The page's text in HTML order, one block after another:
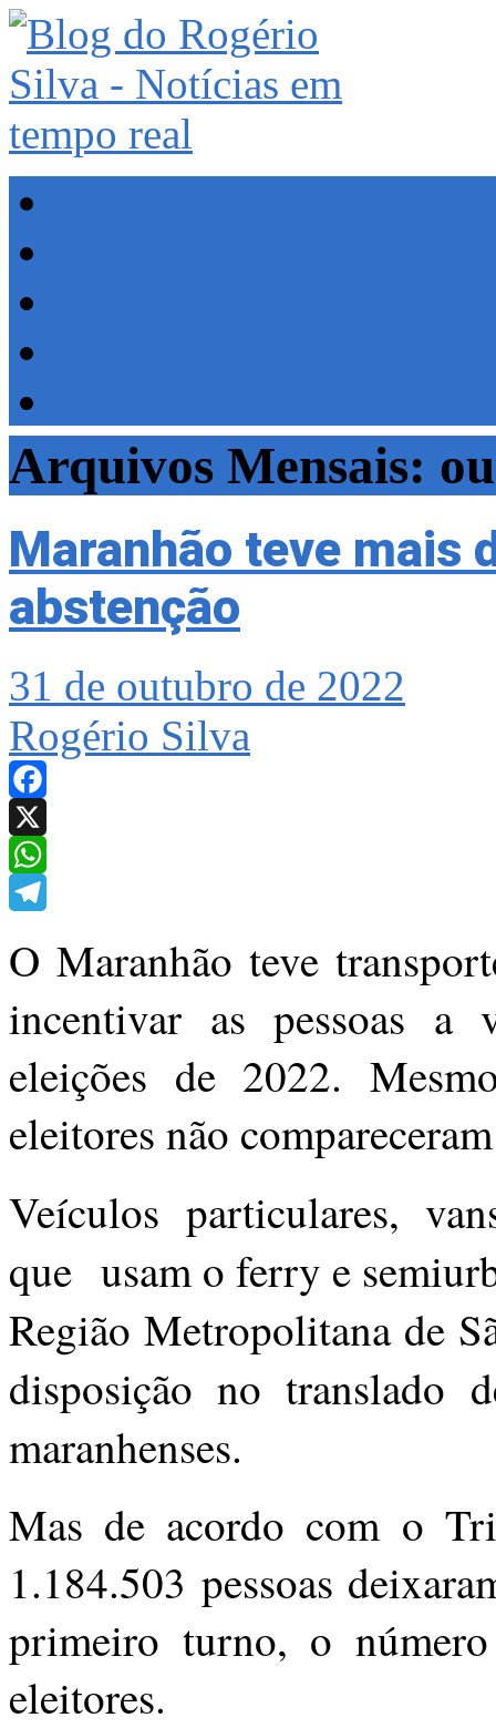
Arquivos Mensais:
Maranhão teve mais
abstenção
31 de outubro de 2022
Rogério Silva
Facebook
X
WhatsApp
O Maranhão teve
incentivar as pessoas a
eleições de 2022.
eleitores não
Veículos particulares,
que usam o ferry e
Região Metropolitana de
disposição no translado
maranhenses.
Mas de acordo com o
1.184.503 pessoas
primeiro turno, o
eleitores.